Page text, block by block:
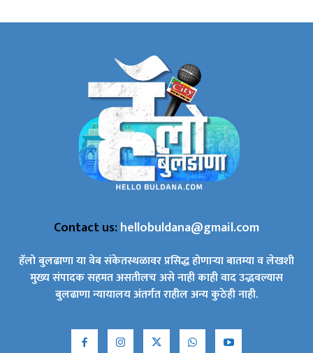
Contact us:hellobuldana@gmail.com
हॅलो बुलढाणा या वेब संकेतस्थळावर प्रसिद्ध होणाऱ्या बातम्या व लेखशी
मुख्य संपादक सहमत असतीलच असे नाही काही वाद उद्भवल्यास
बुलढाणा न्यायालय अंतर्गत राहील अन्य कुठेही नाही.